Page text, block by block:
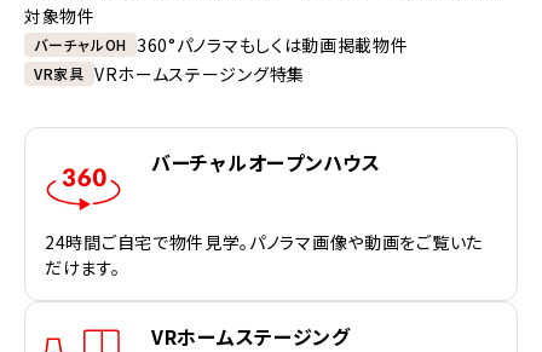
対象物件
バーチャルOH 360°パノラマもしくは動画掲載物件
VR家具 VRホームステージング特集
バーチャルオープンハウス
24時間ご自宅で物件見学。パノラマ画像や動画をご覧いた
だけます。
VRホームステージング